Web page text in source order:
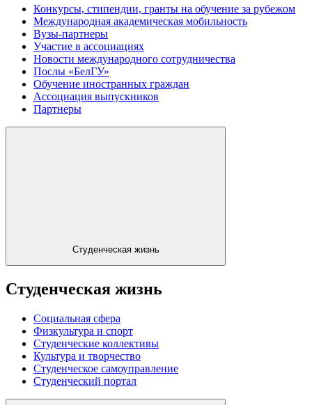
Конкурсы, стипендии, гранты на обучение за рубежом
Международная академическая мобильность
Вузы-партнеры
Участие в ассоциациях
Новости международного сотрудничества
Послы «БелГУ»
Обучение иностранных граждан
Ассоциация выпускников
Партнеры
Студенческая жизнь
Студенческая жизнь
Социальная сфера
Физкультура и спорт
Студенческие коллективы
Культура и творчество
Студенческое самоуправление
Студенческий портал